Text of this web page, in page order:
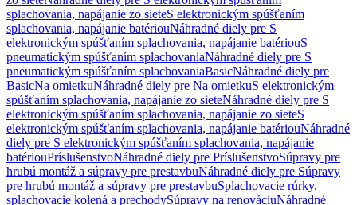
splachovania, napájanie zo sieteS elektronickým spúšťaním
splachovania, napájanie batériouNáhradné diely pre S
elektronickým spúšťaním splachovania, napájanie batériouS
pneumatickým spúšťaním splachovaniaNáhradné diely pre S
pneumatickým spúšťaním splachovaniaBasicNáhradné diely pre
BasicNa omietkuNáhradné diely pre Na omietkuS elektronickým
spúšťaním splachovania, napájanie zo sieteNáhradné diely pre S
elektronickým spúšťaním splachovania, napájanie zo sieteS
elektronickým spúšťaním splachovania, napájanie batériouNáhradné
diely pre S elektronickým spúšťaním splachovania, napájanie
batériouPríslušenstvoNáhradné diely pre PríslušenstvoSúpravy pre
hrubú montáž a súpravy pre prestavbuNáhradné diely pre Súpravy
pre hrubú montáž a súpravy pre prestavbuSplachovacie rúrky,
splachovacie kolená a prechodySúpravy na renováciuNáhradné